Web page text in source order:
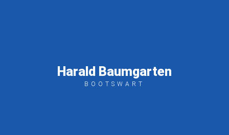
Harald Baumgarten
BOOTSWART